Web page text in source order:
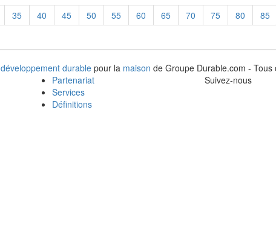
35 40 45 50 55 60 65 70 75 80 85
développement durable pour la maison de Groupe Durable.com - Tous
Partenariat
Services
Définitions
Suivez-nous